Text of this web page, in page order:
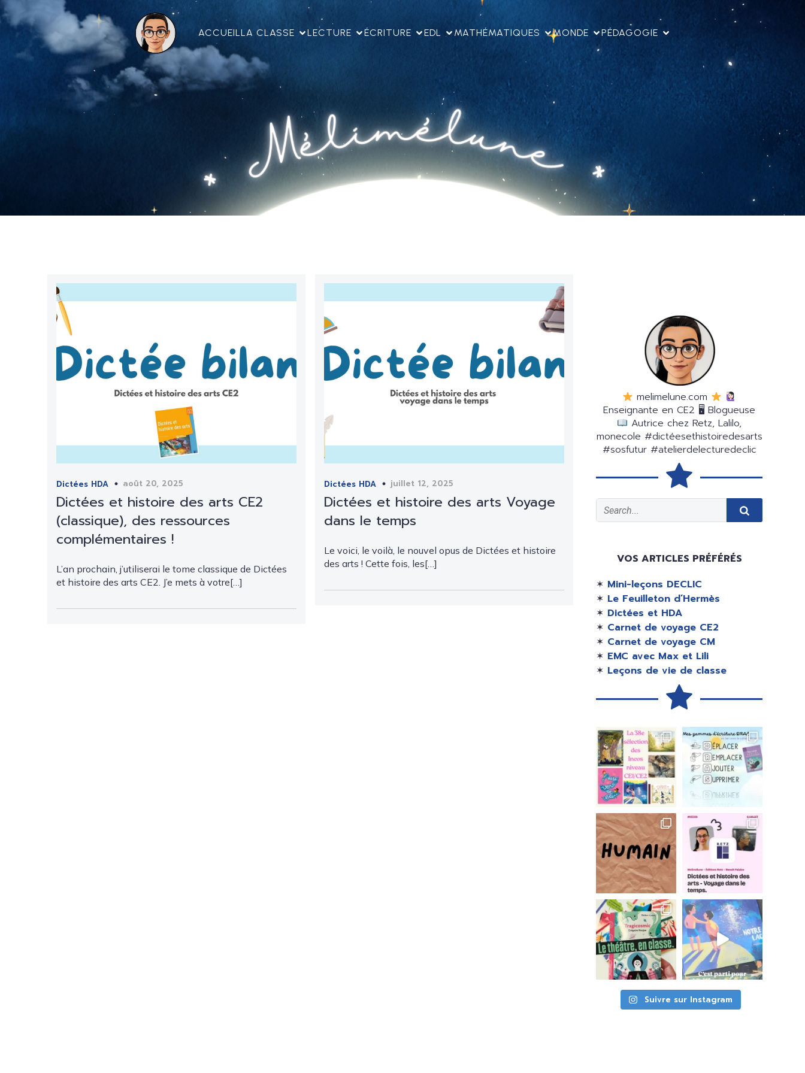
ACCUEILLA CLASSE LECTURE ÉCRITURE EDL MATHÉMATIQUES MONDE PÉDAGOGIE
Dictées HDA août 20, 2025
Dictées et histoire des arts CE2
(classique), des ressources
complémentaires !
L’an prochain, j’utiliserai le tome classique de Dictées
et histoire des arts CE2. J’e mets à votre[…]
Dictées HDA juillet 12, 2025
Dictées et histoire des arts Voyage
dans le temps
Le voici, le voilà, le nouvel opus de Dictées et histoire
des arts ! Cette fois, les[…]
melimelune.com
Enseignante en CE2 🖥 Blogueuse
Autrice chez Retz, Lalilo,
monecole #dictéesethistoiredesarts
#sosfutur #atelierdelecturedeclic
VOS ARTICLES PRÉFÉRÉS
✶ Mini-leçons DECLIC
✶ Le Feuilleton d’Hermès
✶ Dictées et HDA
✶ Carnet de voyage CE2
✶ Carnet de voyage CM
✶ EMC avec Max et Lili
✶ Leçons de vie de classe
Suivre sur Instagram